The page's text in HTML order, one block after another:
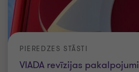
VIADA revīzijas pakalpojumi
PIEREDZES STĀSTI